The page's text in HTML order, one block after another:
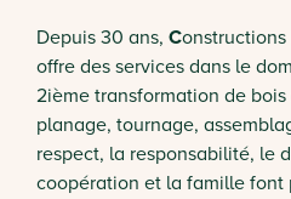
Depuis 30 ans, Constructions
offre des services dans le
2ième transformation de bois
planage, tournage,
respect, la responsabilité, le
coopération et la famille font